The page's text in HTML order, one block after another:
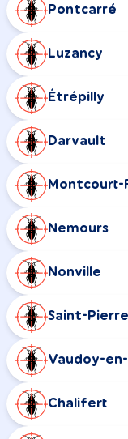
Pontcarré
Luzancy
Étrépilly
Darvault
Montcourt-
Nemours
Nonville
Saint-
Vaudoy-
Chalifert